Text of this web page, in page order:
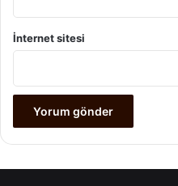
İnternet sitesi